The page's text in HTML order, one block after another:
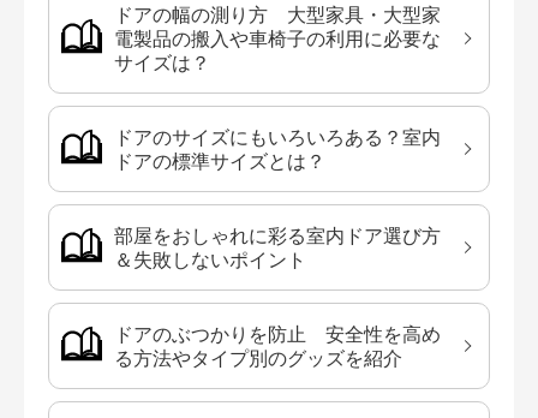
ドアの幅の測り方 大型家具・大型家
電製品の搬入や車椅子の利用に必要な
サイズは？
ドアのサイズにもいろいろある？室内
ドアの標準サイズとは？
部屋をおしゃれに彩る室内ドア選び方
＆失敗しないポイント
ドアのぶつかりを防止 安全性を高め
る方法やタイプ別のグッズを紹介